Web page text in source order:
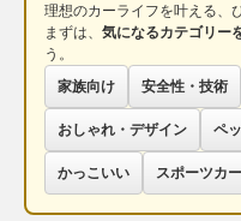
理想のカーライフを叶える、
まずは、 気になるカテゴリー
う。
家族向け
安全性・技術
おしゃれ・デザイン ペ
かっこいい スポーツカー